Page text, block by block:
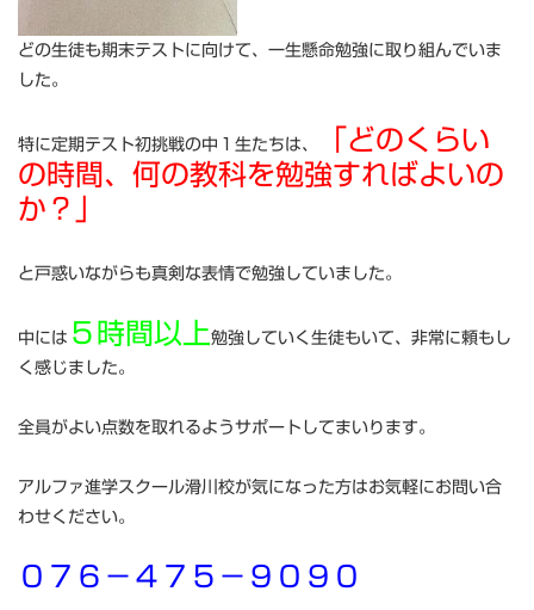
どの生徒も期末テストに向けて、一生懸命勉強に取り組んでいま
した。
特に定期テスト初挑戦の中１生たちは、
「どのくらい
の時間、何の教科を勉強すればよいの
か？」
と戸惑いながらも真剣な表情で勉強していました。
中には ５時間以上勉強していく生徒もいて、非常に頼もし
く感じました。
全員がよい点数を取れるようサポートしてまいります。
アルファ進学スクール滑川校が気になった方はお気軽にお問い合
わせください。
０７６－４７５－９０９０